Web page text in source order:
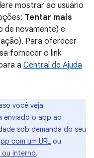
mostrar ao usuário
Tentar mais
de novamente) e
Para oferecer
fornecer o link
a Central de Ajuda
você veja
enviado o app ao
sob demanda do seu
com um URL ou
interno.